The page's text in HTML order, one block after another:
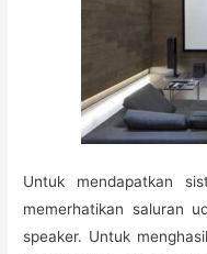
Untuk mendapatkan
memerhatikan saluran
speaker. Untuk